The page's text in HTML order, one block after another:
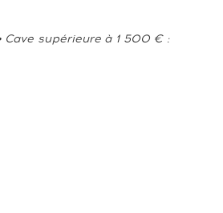
Cave supérieure à 1 500 € :